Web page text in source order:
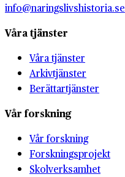
info@naringslivshistoria.se
Våra tjänster
Våra tjänster
Arkivtjänster
Berättartjänster
Vår forskning
Vår forskning
Forskningsprojekt
Skolverksamhet